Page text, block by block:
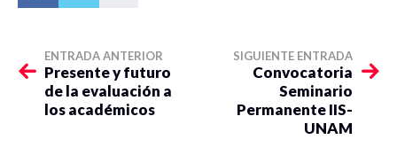
ENTRADA ANTERIOR
Presente y futuro
de la evaluación a
los académicos
SIGUIENTE ENTRADA
Convocatoria
Seminario
Permanente IIS-
UNAM